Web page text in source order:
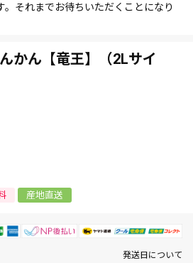
。それまでお待ちいただくことになり
かん【竜王】（2Lサイ
産地直送
発送日について